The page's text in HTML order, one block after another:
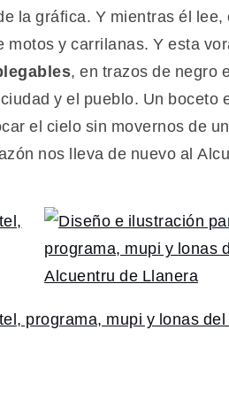
la gráfica. Y mientras él
motos y carrilanas. Y esta
, en trazos de negro
y el pueblo. Un
el cielo sin movernos de
nos lleva de nuevo al